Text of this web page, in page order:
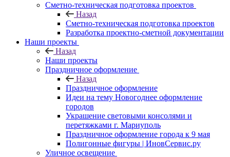
Сметно-техническая подготовка проектов
Назад
Сметно-техническая подготовка проектов
Разработка проектно-сметной документации
Наши проекты
Назад
Наши проекты
Праздничное оформление
Назад
Праздничное оформление
Идеи на тему Новогоднее оформление
городов
Украшение световыми консолями и
перетяжками г. Мариуполь
Праздничное оформление города к 9 мая
Полигонные фигуры | ИновСервис.ру
Уличное освещение